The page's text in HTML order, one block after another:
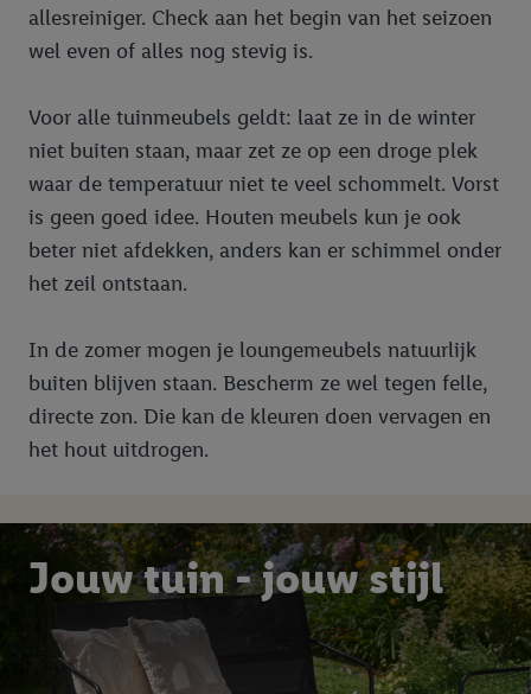
allesreiniger. Check aan het begin van het seizoen
wel even of alles nog stevig is.
Voor alle tuinmeubels geldt: laat ze in de winter
niet buiten staan, maar zet ze op een droge plek
waar de temperatuur niet te veel schommelt. Vorst
is geen goed idee. Houten meubels kun je ook
beter niet afdekken, anders kan er schimmel onder
het zeil ontstaan.
In de zomer mogen je loungemeubels natuurlijk
buiten blijven staan. Bescherm ze wel tegen felle,
directe zon. Die kan de kleuren doen vervagen en
het hout uitdrogen.
Jouw tuin - jouw stijl